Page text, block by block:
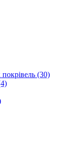
покрівель (30)